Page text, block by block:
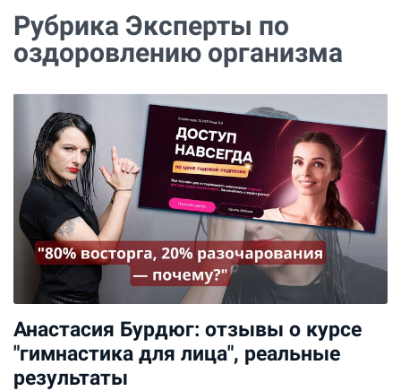
Рубрика Эксперты по
оздоровлению организма
Анастасия Бурдюг: отзывы о курсе
"гимнастика для лица", реальные
результаты